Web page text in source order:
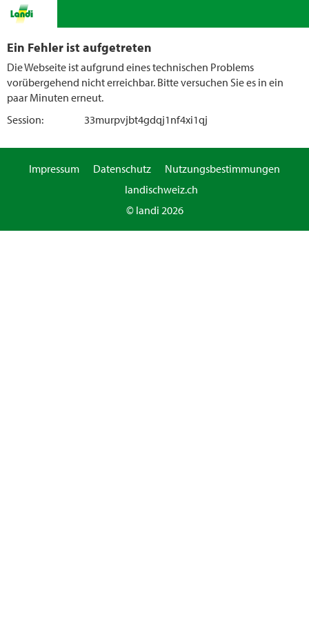
Ein Fehler ist aufgetreten
Die Webseite ist aufgrund eines technischen Problems
vorübergehend nicht erreichbar. Bitte versuchen Sie es in ein
paar Minuten erneut.
Session:
33murpvjbt4gdqj1nf4xi1qj
Impressum Datenschutz
Nutzungsbestimmungen
landischweiz.ch
© landi 2026